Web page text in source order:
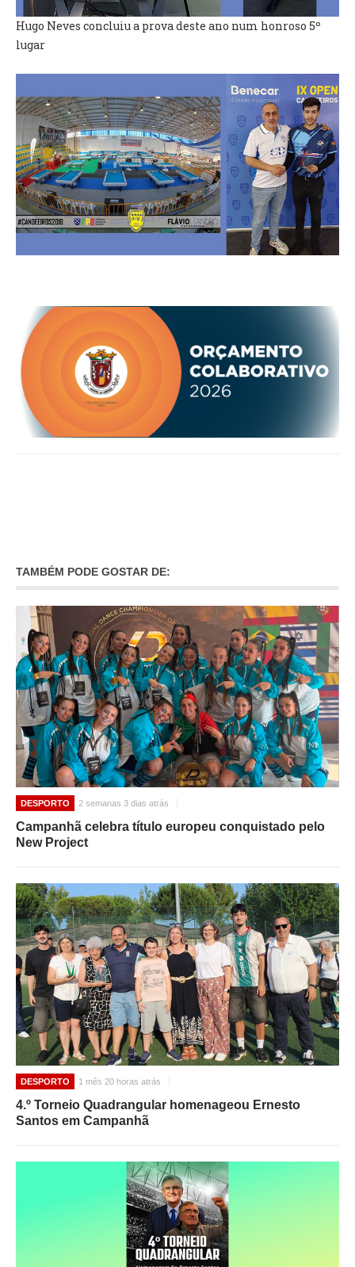
Hugo Neves concluiu a prova deste ano num honroso 5º
lugar
TAMBÉM PODE GOSTAR DE:
DESPORTO 2 semanas 3 dias atrás
Campanhã celebra título europeu conquistado pelo
New Project
DESPORTO 1 mês 20 horas atrás
4.º Torneio Quadrangular homenageou Ernesto
Santos em Campanhã